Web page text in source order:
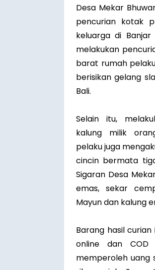
Desa Mekar
pencurian kotak
keluarga di Banjar
melakukan
barat rumah
berisikan gelang
Bali.
Selain itu,
kalung milik
pelaku juga
cincin bermata
Sigaran Desa
emas, sekar
Mayun dan kalung
Barang hasil
online dan COD
memperoleh uang